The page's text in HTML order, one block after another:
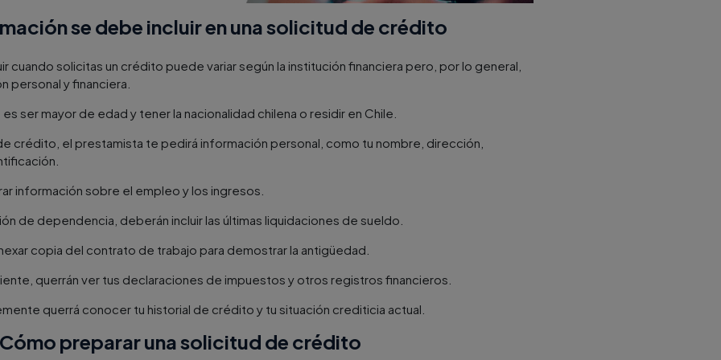
se debe incluir en una solicitud de crédito
cuando solicitas un crédito puede variar según la institución financiera pero, por lo general,
personal y financiera.
ser mayor de edad y tener la nacionalidad chilena o residir en Chile.
crédito, el prestamista te pedirá información personal, como tu nombre, dirección,
información sobre el empleo y los ingresos.
de dependencia, deberán incluir las últimas liquidaciones de sueldo.
copia del contrato de trabajo para demostrar la antigüedad.
querrán ver tus declaraciones de impuestos y otros registros financieros.
querrá conocer tu historial de crédito y tu situación crediticia actual.
Cómo preparar una solicitud de crédito